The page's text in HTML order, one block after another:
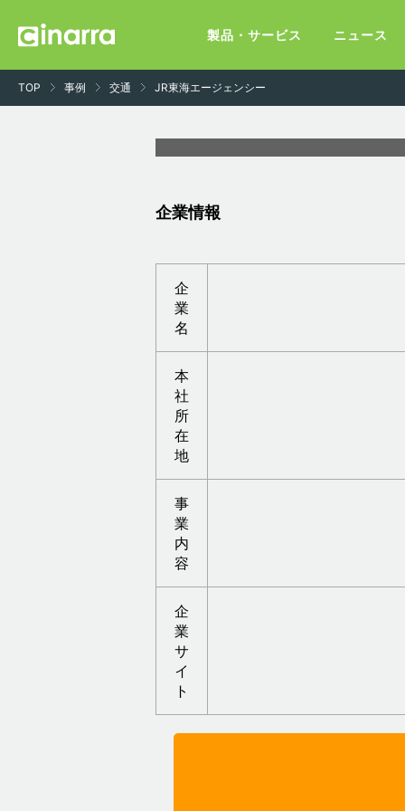
製品・サービス ニュース
TOP 事例 交通 JR東海エージェンシー
企業情報
企
業
名
本
社
所
在
地
事
業
内
容
企
業
サ
イ
ト